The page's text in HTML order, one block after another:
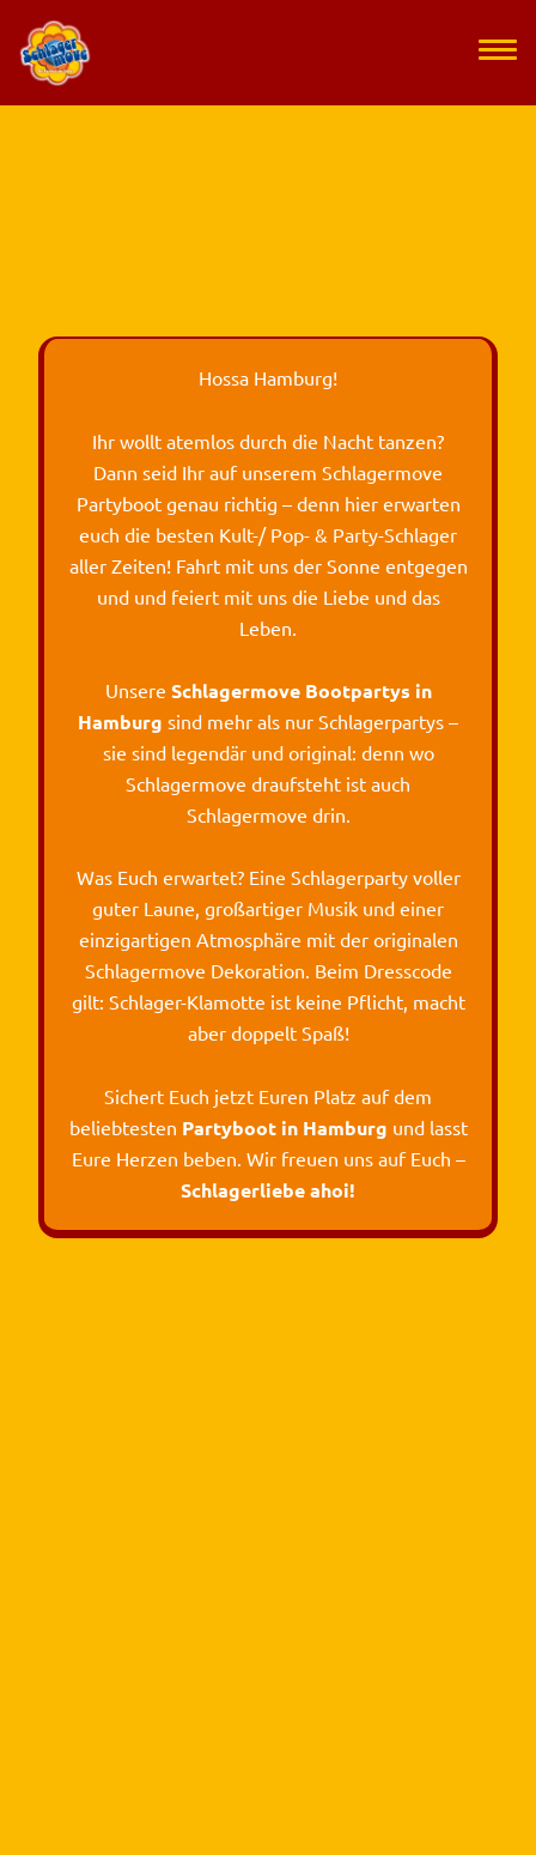
Hossa Hamburg!
Ihr wollt atemlos durch die Nacht tanzen?
Dann seid Ihr auf unserem Schlagermove
Partyboot genau richtig – denn hier erwarten
euch die besten Kult-/ Pop- & Party-Schlager
aller Zeiten! Fahrt mit uns der Sonne entgegen
und und feiert mit uns die Liebe und das
Leben.
Unsere Schlagermove Bootpartys in
Hamburg sind mehr als nur Schlagerpartys –
sie sind legendär und original: denn wo
Schlagermove draufsteht ist auch
Schlagermove drin.
Was Euch erwartet? Eine Schlagerparty voller
guter Laune, großartiger Musik und einer
einzigartigen Atmosphäre mit der originalen
Schlagermove Dekoration. Beim Dresscode
gilt: Schlager-Klamotte ist keine Pflicht, macht
aber doppelt Spaß!
Sichert Euch jetzt Euren Platz auf dem
beliebtesten Partyboot in Hamburg und lasst
Eure Herzen beben. Wir freuen uns auf Euch –
Schlagerliebe ahoi!